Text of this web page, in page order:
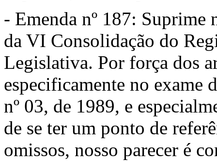
- Emenda nº 187: Suprime
da VI Consolidação do
Legislativa. Por força dos
especificamente no exame
nº 03, de 1989, e
de se ter um ponto de
omissos, nosso parecer é